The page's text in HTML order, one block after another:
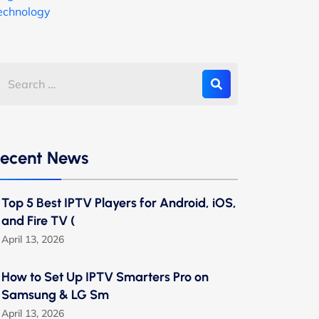
News
Top 5 Best IPTV Players for Android, iOS,
and Fire TV (
April 13, 2026
How to Set Up IPTV Smarters Pro on
Samsung & LG Sm
April 13, 2026